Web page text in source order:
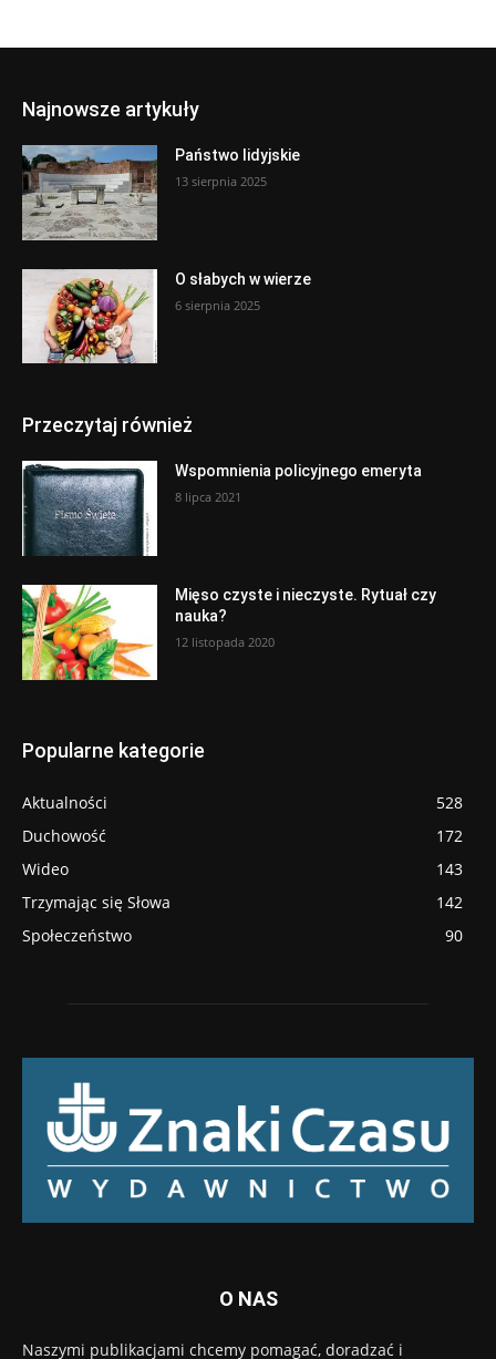
Najnowsze artykuły
Państwo lidyjskie
13 sierpnia 2025
O słabych w wierze
6 sierpnia 2025
Przeczytaj również
Wspomnienia policyjnego emeryta
8 lipca 2021
Mięso czyste i nieczyste. Rytuał czy
nauka?
12 listopada 2020
Popularne kategorie
Aktualności
528
Duchowość
172
Wideo
143
Trzymając się Słowa
142
Społeczeństwo
90
O NAS
Naszymi publikacjami chcemy pomagać, doradzać i